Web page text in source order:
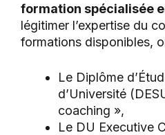
formation spécialisée
légitimer l’expertise du
formations disponibles,
Le Diplôme
d’Université
coaching »,
Le DU Executive